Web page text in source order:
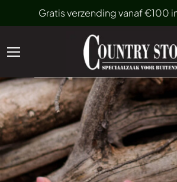
Gratis verzending vanaf €100